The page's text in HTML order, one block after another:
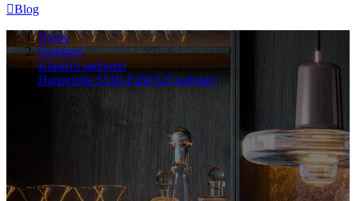
Blog
Home
Sudoperi
Klasični sudoperi
Hansgrohe S510-F450 GS sudoper